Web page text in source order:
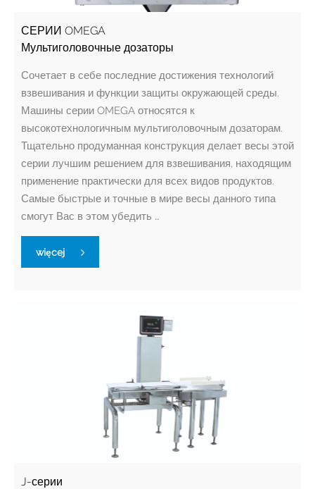
СЕРИИ OMEGA
Мультиголовочные дозаторы
Сочетает в себе последние достижения технологий
взвешивания и функции защиты окружающей среды.
Машины серии OMEGA относятся к
высокотехнологичным мультиголовочным дозаторам.
Тщательно продуманная конструкция делает весы этой
серии лучшим решением для взвешивания, находящим
применение практически для всех видов продуктов.
Самые быстрые и точные в мире весы данного типа
смогут Вас в этом убедить …
więcej
J-серии